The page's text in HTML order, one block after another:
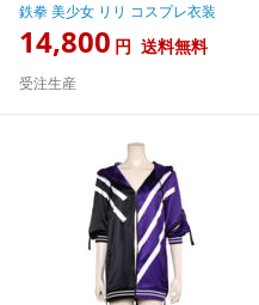
鉄拳 美少女 リリ コスプレ衣装
14,800 円 送料無料
受注生産